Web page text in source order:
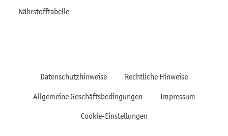
Nährstofftabelle
Datenschutzhinweise Rechtliche Hinweise
Allgemeine Geschäftsbedingungen Impressum
Cookie-Einstellungen